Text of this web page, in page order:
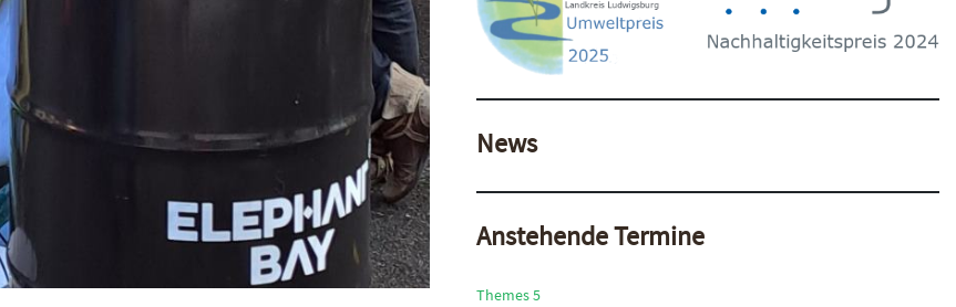
News
Anstehende Termine
Themes 5